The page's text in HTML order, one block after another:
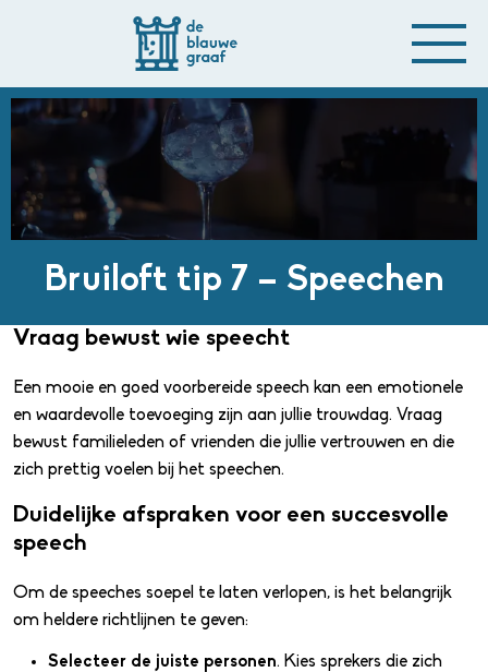
Bruiloft tip 7 – Speechen
Vraag bewust wie speecht
Een mooie en goed voorbereide speech kan een emotionele
en waardevolle toevoeging zijn aan jullie trouwdag. Vraag
bewust familieleden of vrienden die jullie vertrouwen en die
zich prettig voelen bij het speechen.
Duidelijke afspraken voor een succesvolle
speech
Om de speeches soepel te laten verlopen, is het belangrijk
om heldere richtlijnen te geven:
Selecteer de juiste personen. Kies sprekers die zich